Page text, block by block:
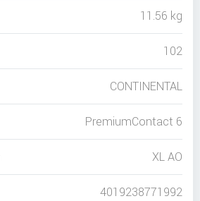
11.56 kg
102
CONTINENTAL
PremiumContact 6
XL AO
4019238771992